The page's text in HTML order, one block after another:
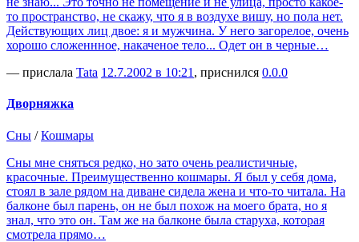
то пространство, не скажу, что я в воздухе вишу, но пола нет.
Действующих лиц двое: я и мужчина. У него загорелое, очень
хорошо сложеннное, накаченое тело... Одет он в черные…
— прислала Tata 12.7.2002 в 10:21 , приснился 0.0.0
Дворняжка
Сны /Кошмары
Сны мне сняться редко, но зато очень реалистичные,
красочные. Преимущественно кошмары. Я был у себя дома,
стоял в зале рядом на диване сидела жена и что-то читала. На
балконе был парень, он не был похож на моего брата, но я
знал, что это он. Там же на балконе была старуха, которая
смотрела прямо…